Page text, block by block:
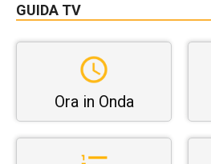
GUIDA TV
Ora in Onda